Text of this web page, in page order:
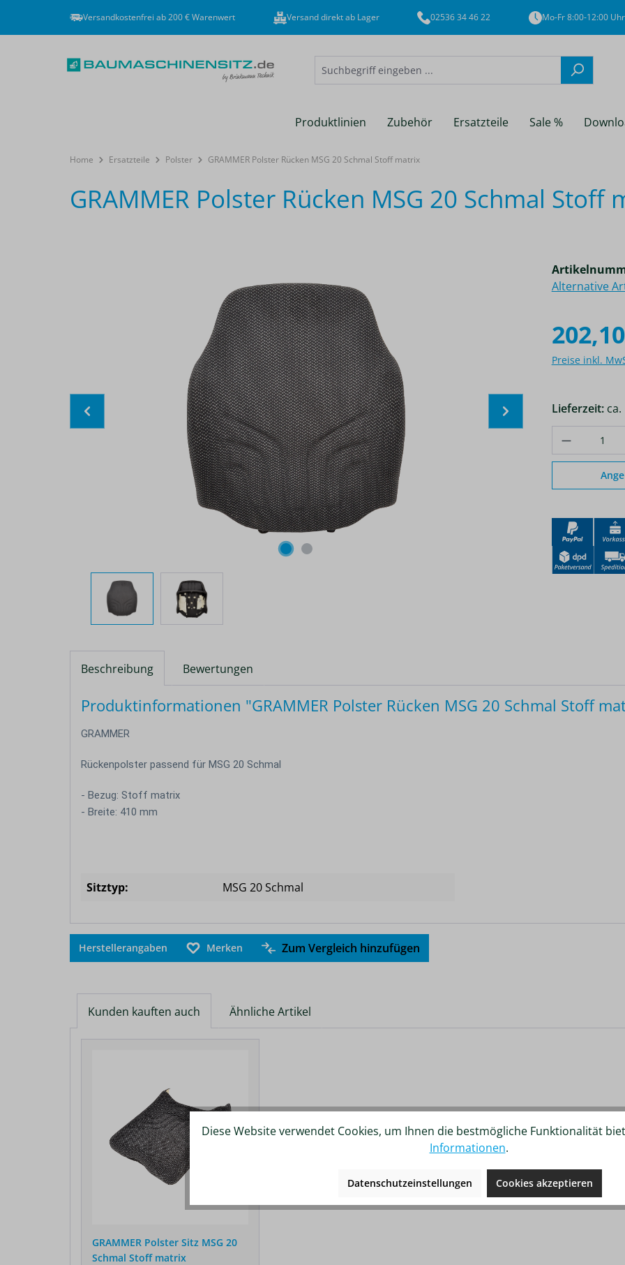
Versandkostenfrei ab 200 € Warenwert Versand direkt ab Lager 02536 34 46 22 Mo-Fr 8:00-12:00
Produktlinien Zubehör Ersatzteile Sale %
Home Ersatzteile Polster GRAMMER Polster Rücken MSG 20 Schmal Stoff matrix
GRAMMER Polster Rücken MSG 20 Schmal Stoff
Preise inkl.
Lieferzeit:ca.
Alternative
Beschreibung Bewertungen
Produktinformationen "GRAMMER Polster Rücken MSG 20 Schmal Stoff
GRAMMER
Rückenpolster passend für MSG 20 Schmal
- Bezug: Stoff matrix
- Breite: 410 mm
Sitztyp: MSG 20 Schmal
Herstellerangaben Merken Zum Vergleich hinzufügen
Kunden kauften auch Ähnliche Artikel
GRAMMER Polster Sitz MSG 20
Schmal Stoff matrix
Diese Website verwendet Cookies, um Ihnen die bestmögliche Funktionalität
Informationen.
Datenschutzeinstellungen Cookies akzeptieren